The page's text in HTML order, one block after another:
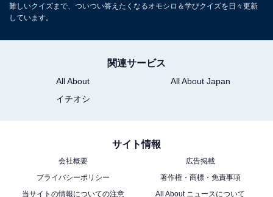
難しいクイズまで、ついつい答えたくなるオモシロ＆学びクイズを日々更新
しています。
関連サービス
All About
All About Japan
イチオシ
サイト情報
会社概要
広告掲載
プライバシーポリシー
著作権・商標・免責事項
当サイトの情報についての注意
All About ニュースについて